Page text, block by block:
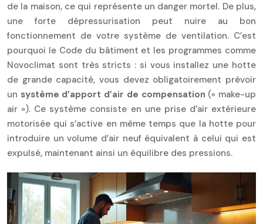
de la maison, ce qui représente un danger mortel. De plus,
une forte dépressurisation peut nuire au bon
fonctionnement de votre système de ventilation. C’est
pourquoi le Code du bâtiment et les programmes comme
Novoclimat sont très stricts : si vous installez une hotte
de grande capacité, vous devez obligatoirement prévoir
un système d’apport d’air de compensation (« make-up
air »). Ce système consiste en une prise d’air extérieure
motorisée qui s’active en même temps que la hotte pour
introduire un volume d’air neuf équivalent à celui qui est
expulsé, maintenant ainsi un équilibre des pressions.